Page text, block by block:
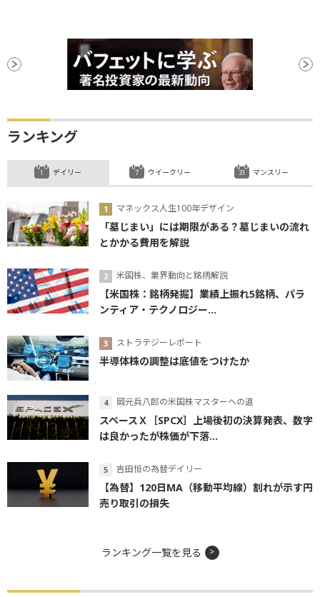
ランキング
デイリー
マネックス人生100年デザイン
「墓じまい」には期限がある？墓じまいの流れ
とかかる費用を解説
米国株、業界動向と銘柄解説
【米国株：銘柄発掘】業績上振れ5銘柄、パラ
ンティア・テクノロジー...
ストラテジーレポート
半導体株の調整は底値をつけたか
岡元兵八郎の米国株マスターへの道
スペースＸ［SPCX］上場後初の決算発表、数字
は良かったが株価が下落...
吉田恒の為替デイリー
【為替】120日MA（移動平均線）割れが示す円
売り取引の損失
ウイークリー マンスリー
ランキング一覧を見る